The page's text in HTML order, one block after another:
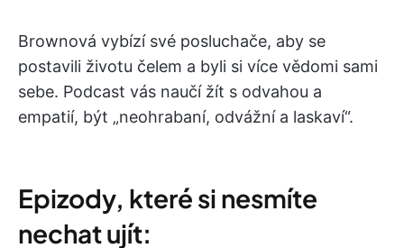
Brownová vybízí své posluchače, aby se
postavili životu čelem a byli si více vědomi sami
sebe. Podcast vás naučí žít s odvahou a
empatií, být „neohrabaní, odvážní a laskaví“.
Epizody, které si nesmíte
nechat ujít: